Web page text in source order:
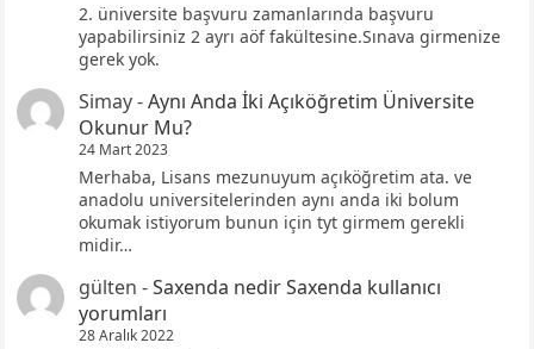
2. üniversite başvuru zamanlarında başvuru
yapabilirsiniz 2 ayrı aöf fakültesine.Sınava girmenize
gerek yok.
Simay-Aynı Anda İki Açıköğretim Üniversite
Okunur Mu?
24 Mart 2023
Merhaba, Lisans mezunuyum açıköğretim ata. ve
anadolu universitelerinden aynı anda iki bolum
okumak istiyorum bunun için tyt girmem gerekli
midir…
gülten -Saxenda nedir Saxenda kullanıcı
yorumları
28 Aralık 2022